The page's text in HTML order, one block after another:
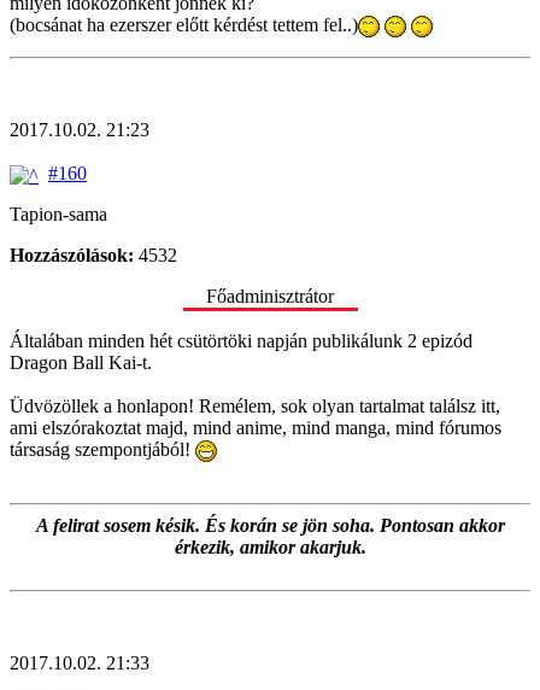
(bocsánat ha ezerszer előtt kérdést tettem fel..)
2017.10.02. 21:23
#160
Tapion-sama
Hozzászólások: 4532
Főadminisztrátor
Általában minden hét csütörtöki napján publikálunk 2 epizód
Dragon Ball Kai-t.
Üdvözöllek a honlapon! Remélem, sok olyan tartalmat találsz itt,
ami elszórakoztat majd, mind anime, mind manga, mind fórumos
társaság szempontjából!
A felirat sosem késik. És korán se jön soha. Pontosan akkor
érkezik, amikor akarjuk.
2017.10.02. 21:33